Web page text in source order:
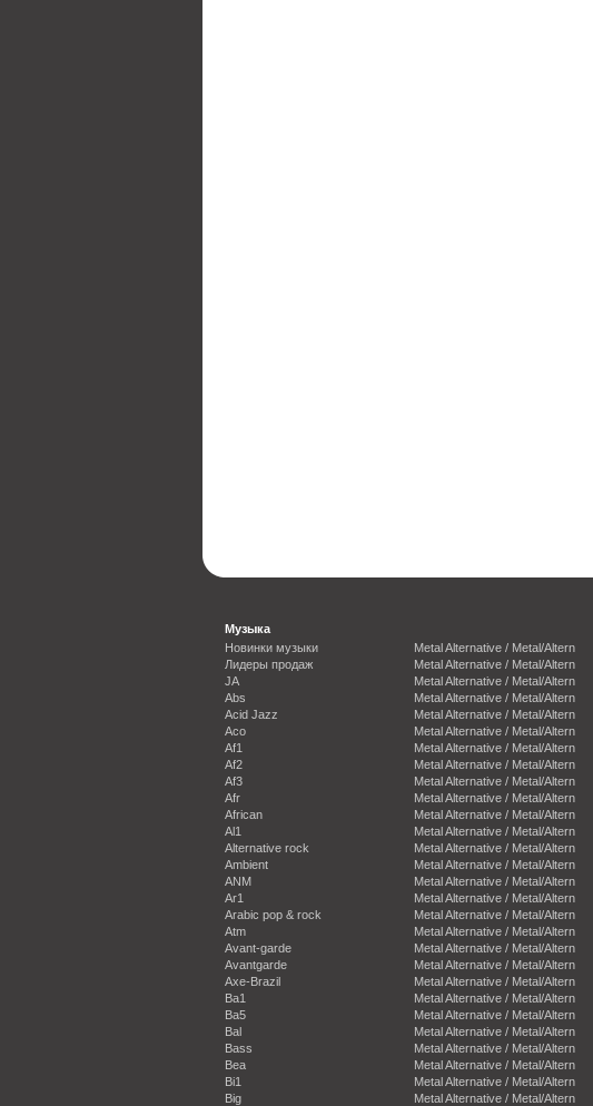
Музыка
Новинки музыки
Лидеры продаж
JA
Abs
Acid Jazz
Aco
Af1
Af2
Af3
Afr
African
Al1
Alternative rock
Ambient
ANM
Ar1
Arabic pop & rock
Atm
Avant-garde
Avantgarde
Axe-Brazil
Ba1
Ba5
Bal
Bass
Bea
Bi1
Big
Metal Alternative / Metal/Altern
Metal Alternative / Metal/Altern
Metal Alternative / Metal/Altern
Metal Alternative / Metal/Altern
Metal Alternative / Metal/Altern
Metal Alternative / Metal/Altern
Metal Alternative / Metal/Altern
Metal Alternative / Metal/Altern
Metal Alternative / Metal/Altern
Metal Alternative / Metal/Altern
Metal Alternative / Metal/Altern
Metal Alternative / Metal/Altern
Metal Alternative / Metal/Altern
Metal Alternative / Metal/Altern
Metal Alternative / Metal/Altern
Metal Alternative / Metal/Altern
Metal Alternative / Metal/Altern
Metal Alternative / Metal/Altern
Metal Alternative / Metal/Altern
Metal Alternative / Metal/Altern
Metal Alternative / Metal/Altern
Metal Alternative / Metal/Altern
Metal Alternative / Metal/Altern
Metal Alternative / Metal/Altern
Metal Alternative / Metal/Altern
Metal Alternative / Metal/Altern
Metal Alternative / Metal/Altern
Metal Alternative / Metal/Altern